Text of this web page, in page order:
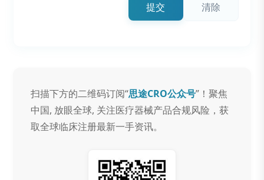
提交 清除
扫描下方的二维码订阅“思途CRO公众号”！聚焦
中国, 放眼全球, 关注医疗器械产品合规风险，获
取全球临床注册最新一手资讯。